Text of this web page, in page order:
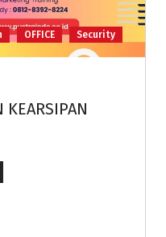
OFFICE Security
KEARSIPAN